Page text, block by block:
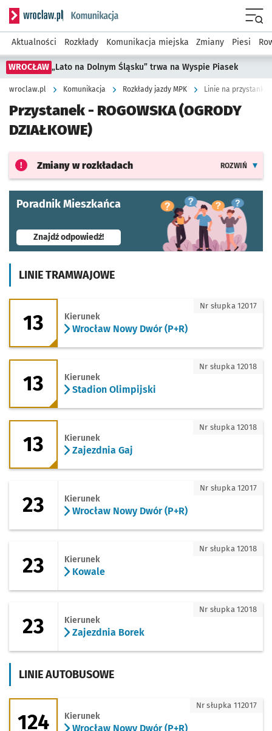
Serwis informacyjny wroclaw.pl podserwis: Komunikacja
Aktualności Rozkłady Komunikacja miejska Zmiany Piesi
WROCŁAW „Lato na Dolnym Śląsku” trwa na Wyspie Piasek
wroclaw.pl Komunikacja Rozkłady jazdy MPK Linie na przystanku
Przystanek - ROGOWSKA (OGRODY
DZIAŁKOWE)
Zmiany w rozkładach ROZWIŃ
Poradnik Mieszkańca
Znajdź odpowiedź!- otworzy się w nowej karcie
LINIE TRAMWAJOWE
13 - kierunek Wrocław Nowy Dwór
13 Kierunek
Wrocław Nowy Dwór (P+R)
Nr słupka 12017
13 - kierunek Stadion Olimpijski
13 Kierunek
Stadion Olimpijski
Nr słupka 12018
13 - kierunek Zajezdnia Gaj
13 Kierunek
Zajezdnia Gaj
Nr słupka 12018
23 - kierunek Wrocław Nowy Dwór
23 Kierunek
Wrocław Nowy Dwór (P+R)
Nr słupka 12017
23 Kierunek
Kowale
Nr słupka 12018
23 - kierunek Zajezdnia Borek
23 Kierunek
Zajezdnia Borek
Nr słupka 12018
LINIE AUTOBUSOWE
124 - kierunek Wrocław Nowy Dwór
124 Kierunek
Wrocław Nowy Dwór (P+R)
Nr słupka 112017